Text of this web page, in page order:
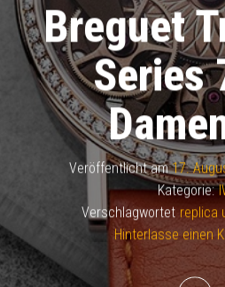
Breguet
Series
Veröffentlicht am17.
Kategorie:
Verschlagwortet replica
Hinterlasse einen